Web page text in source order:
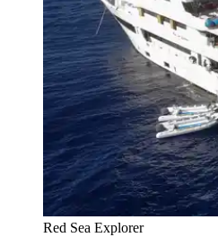
Red Sea Explorer